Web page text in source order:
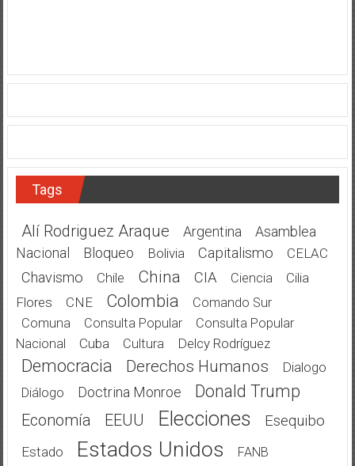
Tags
Alí Rodriguez Araque Argentina
Asamblea
Nacional
Bloqueo Bolivia Capitalismo CELAC
Chavismo Chile China CIA Ciencia
Cilia
Flores
CNE Colombia
Comando Sur
Comuna
Consulta Popular
Consulta Popular
Nacional
Cuba Cultura Delcy Rodríguez
Democracia Derechos Humanos Dialogo
Diálogo Doctrina Monroe Donald Trump
Economía EEUU Elecciones Esequibo
Estado Estados Unidos FANB